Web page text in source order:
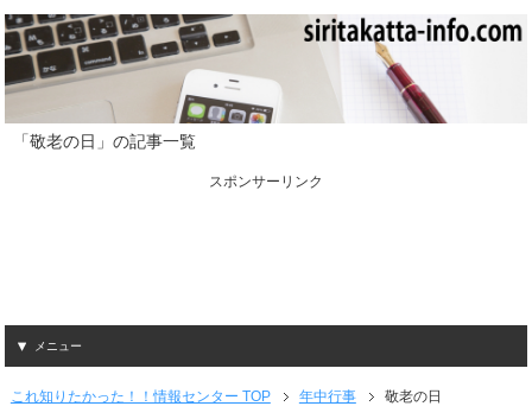
「敬老の日」の記事一覧
スポンサーリンク
メニュー
これ知りたかった！！情報センター TOP 年中行事 敬老の日